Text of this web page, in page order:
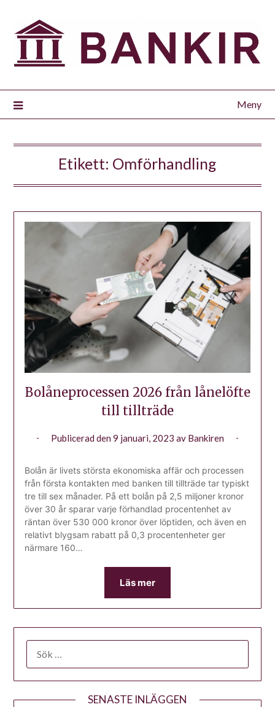
Meny
Etikett: Omförhandling
Bolåneprocessen 2026 från lånelöfte
till tillträde
Publicerad den 9 januari, 2023 av Bankiren
Bolån är livets största ekonomiska affär och processen
från första kontakten med banken till tillträde tar typiskt
tre till sex månader. På ett bolån på 2,5 miljoner kronor
över 30 år sparar varje förhandlad procentenhet av
räntan över 530 000 kronor över löptiden, och även en
relativt blygsam rabatt på 0,3 procentenheter ger
närmare 160…
Läs mer
SENASTE INLÄGGEN